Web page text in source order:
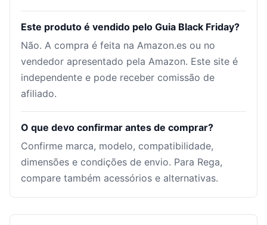
Este produto é vendido pelo Guia Black Friday?
Não. A compra é feita na Amazon.es ou no
vendedor apresentado pela Amazon. Este site é
independente e pode receber comissão de
afiliado.
O que devo confirmar antes de comprar?
Confirme marca, modelo, compatibilidade,
dimensões e condições de envio. Para Rega,
compare também acessórios e alternativas.